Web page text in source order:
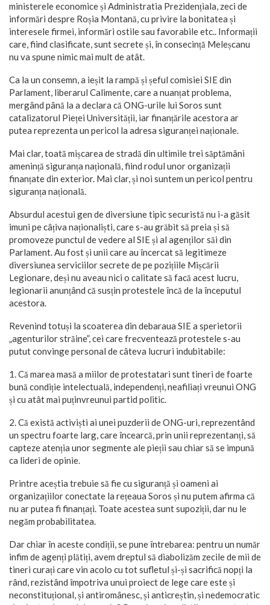
ministerele economice și Administratia Prezidențiala, zeci de
informări despre Roșia Montană, cu privire la bonitatea și
interesele firmei, informări ostile sau favorabile etc.. Informații
care, fiind clasificate, sunt secrete și, în consecință Meleșcanu
nu va spune nimic mai mult de atât.
Ca la un consemn, a ieșit la rampă și șeful comisiei SIE din
Parlament, liberarul Calimente, care a nuanțat problema,
mergând până la a declara că ONG-urile lui Soros sunt
catalizatorul Pieței Universității, iar finanțările acestora ar
putea reprezenta un pericol la adresa siguranței naționale.
Mai clar, toată mișcarea de stradă din ultimile trei săptămâni
amenință siguranța națională, fiind rodul unor organizații
finanțate din exterior. Mai clar, și noi suntem un pericol pentru
siguranța națională.
Absurdul acestui gen de diversiune tipic securistă nu i-a găsit
imuni pe câțiva naționaliști, care s-au grăbit să preia și să
promoveze punctul de vedere al SIE și al agenților săi din
Parlament. Au fost și unii care au încercat să legitimeze
diversiunea serviciilor secrete de pe pozițiile Mișcării
Legionare, deși nu aveau nici o calitate să facă acest lucru,
legionarii anunțând că susțin protestele încă de la începutul
acestora.
Revenind totuși la scoaterea din debaraua SIE a sperietorii
„agenturilor străine”, cei care frecventează protestele s-au
putut convinge personal de câteva lucruri indubitabile:
1. Că marea masă a miilor de protestatari sunt tineri de foarte
bună condiție intelectuală, independenți, neafiliați vreunui ONG
și cu atât mai puținvreunui partid politic.
2. Că există activiști ai unei puzderii de ONG-uri, reprezentând
un spectru foarte larg, care încearcă, prin unii reprezentanți, să
capteze atenția unor segmente ale pieții sau chiar să se impună
ca lideri de opinie.
Printre aceștia trebuie să fie cu siguranță și oameni ai
organizațiilor conectate la rețeaua Soros și nu putem afirma că
nu ar putea fi finanțați. Toate acestea sunt supoziții, dar nu le
negăm probabilitatea.
Dar chiar în aceste condiții, se pune întrebarea: pentru un număr
infim de agenți plătiți, avem dreptul să diabolizăm zecile de mii de
tineri curați care vin acolo cu tot sufletul și-și sacrifică nopți la
rând, rezistând împotriva unui proiect de lege care este și
neconstituțional, și antiromânesc, și anticreștin, și nedemocratic